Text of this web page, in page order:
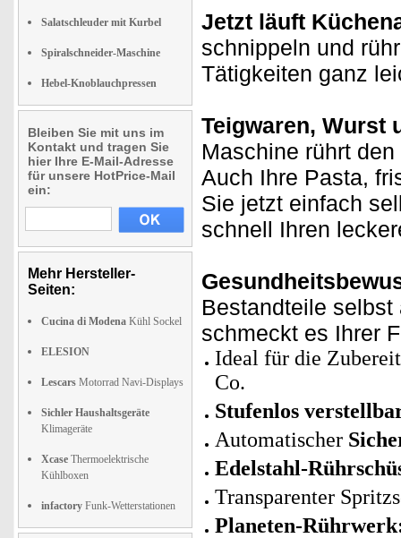
Salatschleuder mit Kurbel
Spiralschneider-Maschine
Hebel-Knoblauchpressen
Bleiben Sie mit uns im
Kontakt und tragen Sie
hier Ihre E-Mail-Adresse
für unsere HotPrice-Mail
ein:
Mehr Hersteller-
Seiten:
Cucina di Modena Kühl Sockel
ELESION
Lescars Motorrad Navi-Displays
Sichler Haushaltsgeräte
Klimageräte
Xcase Thermoelektrische
Kühlboxen
infactory Funk-Wetterstationen
Jetzt läuft
schnippeln und
Tätigkeiten ganz
Teigwaren, Wurst
Maschine rührt
Auch Ihre Pasta,
Sie jetzt einfach
schnell Ihren
Bestandteile
schmeckt es Ihrer
Ideal für die
Co.
Stufenlos
Automatischer
Edelstahl-
Transparenter
Planeten-